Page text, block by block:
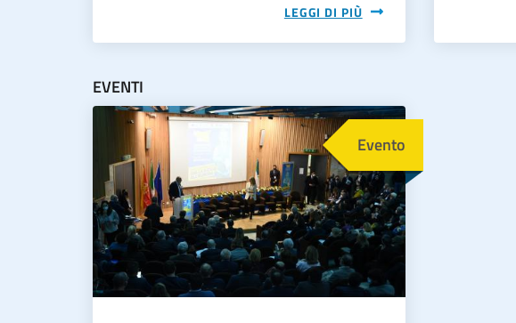
LEGGI DI PIÙ
EVENTI
Immagine
Evento